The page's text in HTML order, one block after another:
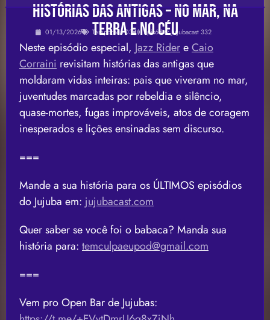
HISTÓRIAS DAS ANTIGAS – no mar, na
terra e no céu
01/13/2026 Temporada 03 Episódio: Jujubacast 332
Neste episódio especial, Jazz RidereCaio
Corraini revisitam histórias das antigas que
moldaram vidas inteiras: pais que viveram no mar,
juventudes marcadas por rebeldia e silêncio,
quase-mortes, fugas improváveis, atos de coragem
inesperados e lições ensinadas sem discurso.
===
Mande a sua história para os ÚLTIMOS episódios
do Jujuba em: jujubacast.com
Quer saber se você foi o babaca? Manda sua
história para: temculpaeupod@gmail.com
===
Vem pro Open Bar de Jujubas: